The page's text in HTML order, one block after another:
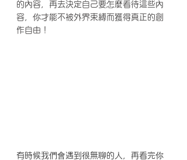
的內容，再去決定自己要怎麼看待這些內
容，你才能不被外界束縛而獲得真正的創
作自由！
有時候我們會遇到很無聊的人，再看完你